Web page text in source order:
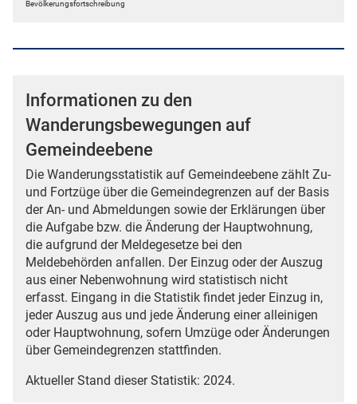
Bevölkerungsfortschreibung
Informationen zu den
Wanderungsbewegungen auf
Gemeindeebene
Die Wanderungsstatistik auf Gemeindeebene zählt Zu-
und Fortzüge über die Gemeindegrenzen auf der Basis
der An- und Abmeldungen sowie der Erklärungen über
die Aufgabe bzw. die Änderung der Hauptwohnung,
die aufgrund der Meldegesetze bei den
Meldebehörden anfallen. Der Einzug oder der Auszug
aus einer Nebenwohnung wird statistisch nicht
erfasst. Eingang in die Statistik findet jeder Einzug in,
jeder Auszug aus und jede Änderung einer alleinigen
oder Hauptwohnung, sofern Umzüge oder Änderungen
über Gemeindegrenzen stattfinden.
Aktueller Stand dieser Statistik: 2024.